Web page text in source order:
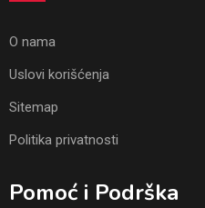
O nama
Uslovi korišćenja
Sitemap
Politika privatnosti
Pomoć i Podrška